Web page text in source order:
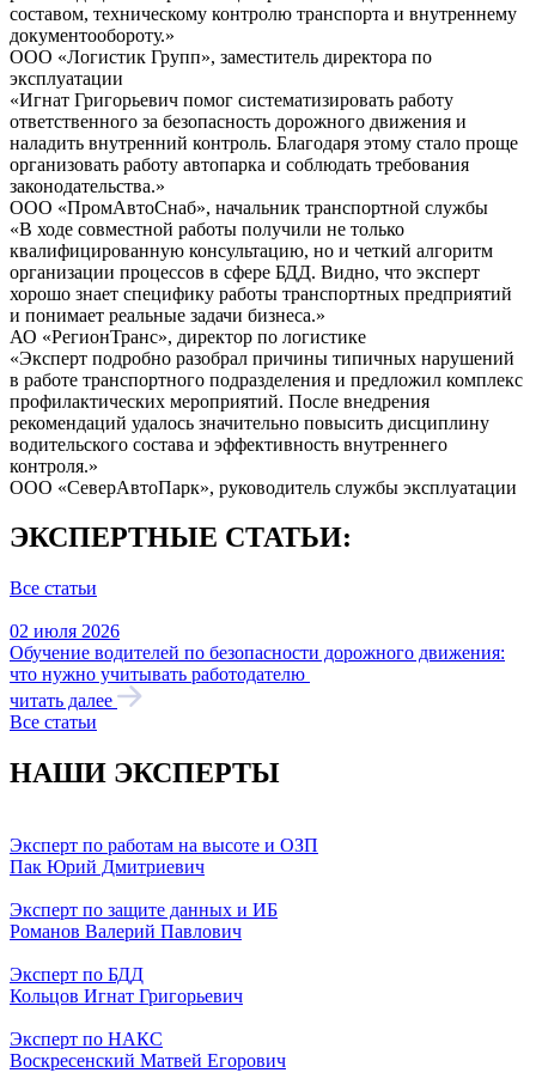
составом, техническому контролю транспорта и внутреннему
документообороту.»
ООО «Логистик Групп», заместитель директора по
эксплуатации
«Игнат Григорьевич помог систематизировать работу
ответственного за безопасность дорожного движения и
наладить внутренний контроль. Благодаря этому стало проще
организовать работу автопарка и соблюдать требования
законодательства.»
ООО «ПромАвтоСнаб», начальник транспортной службы
«В ходе совместной работы получили не только
квалифицированную консультацию, но и четкий алгоритм
организации процессов в сфере БДД. Видно, что эксперт
хорошо знает специфику работы транспортных предприятий
и понимает реальные задачи бизнеса.»
АО «РегионТранс», директор по логистике
«Эксперт подробно разобрал причины типичных нарушений
в работе транспортного подразделения и предложил комплекс
профилактических мероприятий. После внедрения
рекомендаций удалось значительно повысить дисциплину
водительского состава и эффективность внутреннего
контроля.»
ООО «СеверАвтоПарк», руководитель службы эксплуатации
ЭКСПЕРТНЫЕ СТАТЬИ:
Все статьи
02 июля 2026
Обучение водителей по безопасности дорожного движения:
что нужно учитывать работодателю
читать далее
Все статьи
НАШИ ЭКСПЕРТЫ
Эксперт по работам на высоте и ОЗП
Пак Юрий Дмитриевич
Эксперт по защите данных и ИБ
Романов Валерий Павлович
Эксперт по БДД
Кольцов Игнат Григорьевич
Эксперт по НАКС
Воскресенский Матвей Егорович